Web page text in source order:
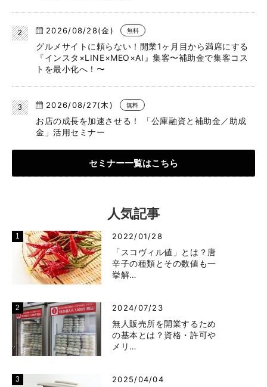
2026/08/28(金) 無料
グルメサイトに頼らない！開業1ヶ月目から満席にする
『インスタ×LINE×MEO×AI』集客〜補助金で集客コス
トを最小化へ！〜
2026/08/27(木) 無料
お店の成長を加速させる！ 「公庫融資と補助金／助成
金」活用セミナー
セミナー一覧はこちら
人気記事
2022/01/28
「スコヴィル値」とは？唐
辛子の種類とその数値も一
挙解…
2024/07/23
無人販売所を開業するため
の基本とは？資格・許可や
メリ…
2025/04/04